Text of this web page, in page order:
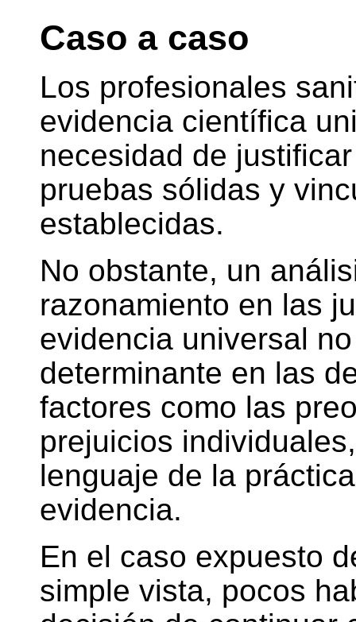
Caso a caso
Los profesionales
evidencia científica
necesidad de
pruebas sólidas y
establecidas.
No obstante, un
razonamiento en las
evidencia universal
determinante en las
factores como las
prejuicios
lenguaje de la
evidencia.
En el caso expuesto
simple vista, pocos